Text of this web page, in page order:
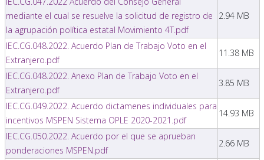
mediante el cual se resuelve la solicitud de registro de
la agrupación política estatal Movimiento 4T.pdf
2.94 MB
IEC.CG.048.2022. Acuerdo Plan de Trabajo Voto en el
Extranjero.pdf
11.38 MB
IEC.CG.048.2022. Anexo Plan de Trabajo Voto en el
Extranjero.pdf
3.85 MB
IEC.CG.049.2022. Acuerdo dictamenes individuales para
incentivos MSPEN Sistema OPLE 2020-2021.pdf
14.93 MB
IEC.CG.050.2022. Acuerdo por el que se aprueban
ponderaciones MSPEN.pdf
2.66 MB